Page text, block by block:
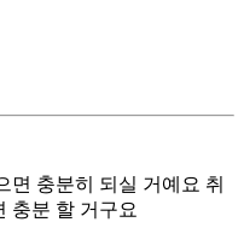
면 충분히 되실 거예요 취
충분 할 거구요